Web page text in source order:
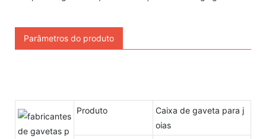
Parâmetros do produto
Produto
Caixa de gaveta para j
oias